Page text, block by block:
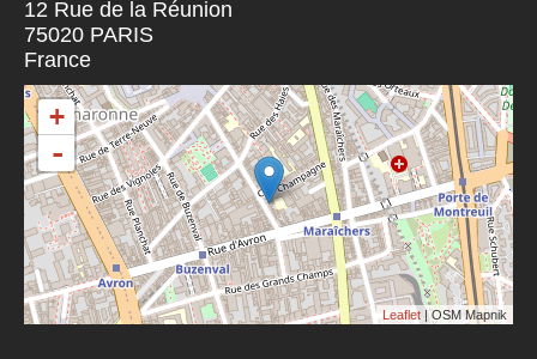
12 Rue de la Réunion
75020 PARIS
France
+
-
Leaflet | OSM Mapnik